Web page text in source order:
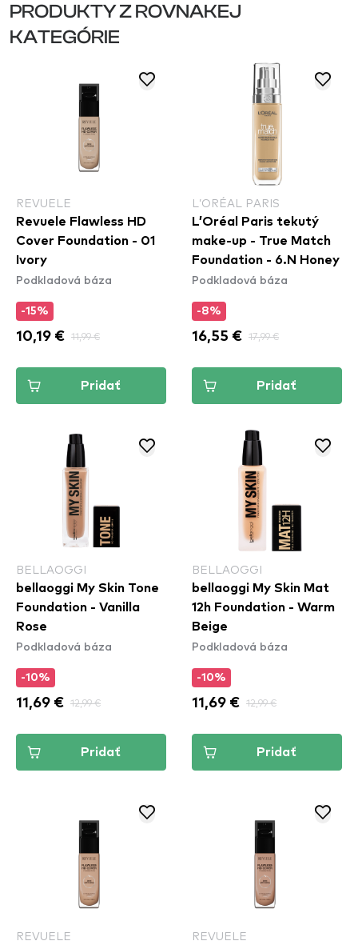
PRODUKTY Z ROVNAKEJ
KATEGÓRIE
REVUELE
Revuele Flawless HD
Cover Foundation - 01
Ivory
Podkladová báza
-15%
10,19 € 11,99 €
Pridať
L’ORÉAL PARIS
L’Oréal Paris tekutý
make-up - True Match
Foundation - 6.N Honey
Podkladová báza
-8%
16,55 € 17,99 €
Pridať
BELLAOGGI
bellaoggi My Skin Tone
Foundation - Vanilla
Rose
Podkladová báza
-10%
11,69 € 12,99 €
Pridať
BELLAOGGI
bellaoggi My Skin Mat
12h Foundation - Warm
Beige
Podkladová báza
-10%
11,69 € 12,99 €
Pridať
REVUELE REVUELE